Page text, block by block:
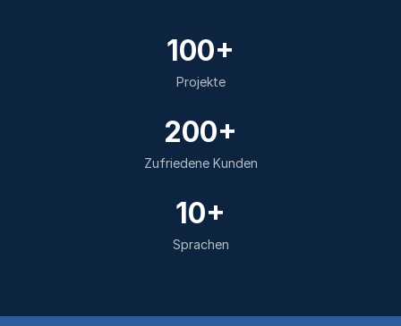
100+
Projekte
200+
Zufriedene Kunden
10+
Sprachen